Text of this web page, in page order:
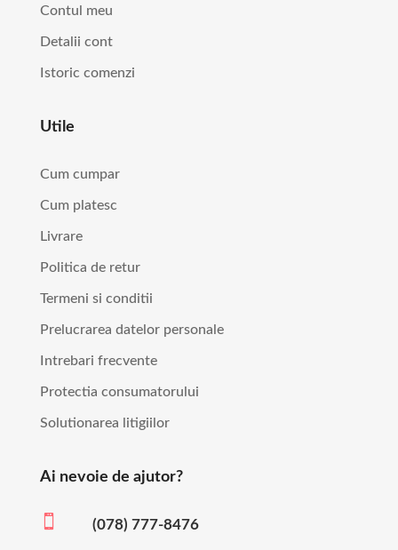
Contul meu
Detalii cont
Istoric comenzi
Utile
Cum cumpar
Cum platesc
Livrare
Politica de retur
Termeni si conditii
Prelucrarea datelor personale
Intrebari frecvente
Protectia consumatorului
Solutionarea litigiilor
Ai nevoie de ajutor?
 (078) 777-8476